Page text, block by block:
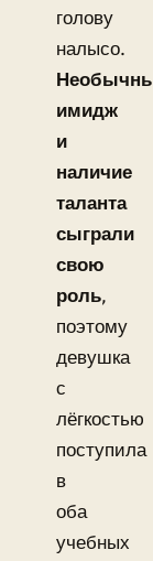
голову
налысо.
имидж
и
наличие
таланта
сыграли
свою
роль,
поэтому
девушка
с
лёгкостью
поступила
в
оба
учебных